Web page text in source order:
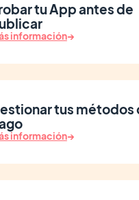
tu App antes de
información→
tus métodos
información→